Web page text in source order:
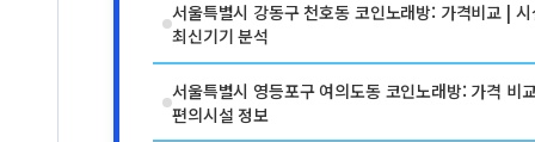
서울특별시 강동구 천호동 코인노래방: 가격비교 |
최신기기 분석
서울특별시 영등포구 여의도동 코인노래방: 가격 비
편의시설 정보